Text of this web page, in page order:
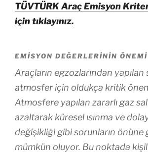
TÜVTÜRK Araç Emisyon
için tıklayınız.
EMISYON DEĞERLERININ ÖNEMI
Araçların egzozlarından yapılan
atmosfer için oldukça kritik
Atmosfere yapılan zararlı gaz
azaltarak küresel ısınma ve
değişikliği gibi sorunların önüne
mümkün oluyor. Bu noktada